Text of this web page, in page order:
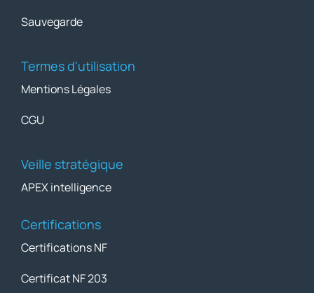
Sauvegarde
Termes d'utilisation
Mentions Légales
CGU
Veille stratégique
APEX intelligence
Certifications
Certifications NF
Certificat NF 203